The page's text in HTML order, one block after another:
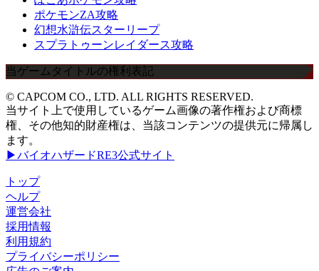
ポケモンZA攻略
幻想水滸伝スターリープ
スプラトゥーンレイダース攻略
当ゲームタイトルの権利表記
© CAPCOM CO., LTD. ALL RIGHTS RESERVED.
当サイト上で使用しているゲーム画像の著作権および商標
権、その他知的財産権は、当該コンテンツの提供元に帰属し
ます。
▶バイオハザードRE3公式サイト
トップ
ヘルプ
運営会社
採用情報
利用規約
プライバシーポリシー